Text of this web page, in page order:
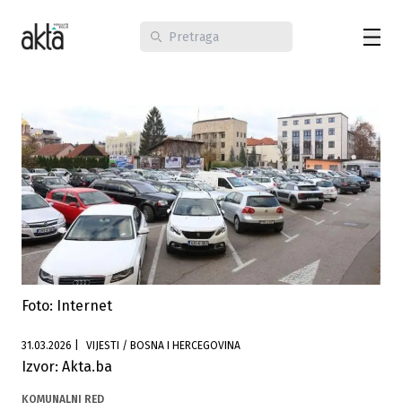
Foto: Internet
31.03.2026 VIJESTI / BOSNA I HERCEGOVINA
Izvor: Akta.ba
KOMUNALNI RED